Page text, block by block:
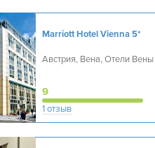
Marriott Hotel Vienna5*
Австрия, Вена, Отели Вены
9
1 отзыв